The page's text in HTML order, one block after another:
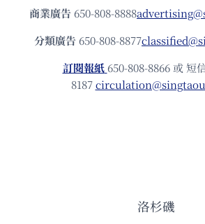
商業廣告 650-808-8888
分類廣告 650-808-8877
訂閱報紙 650-808-8866 或 短
8187
洛杉磯